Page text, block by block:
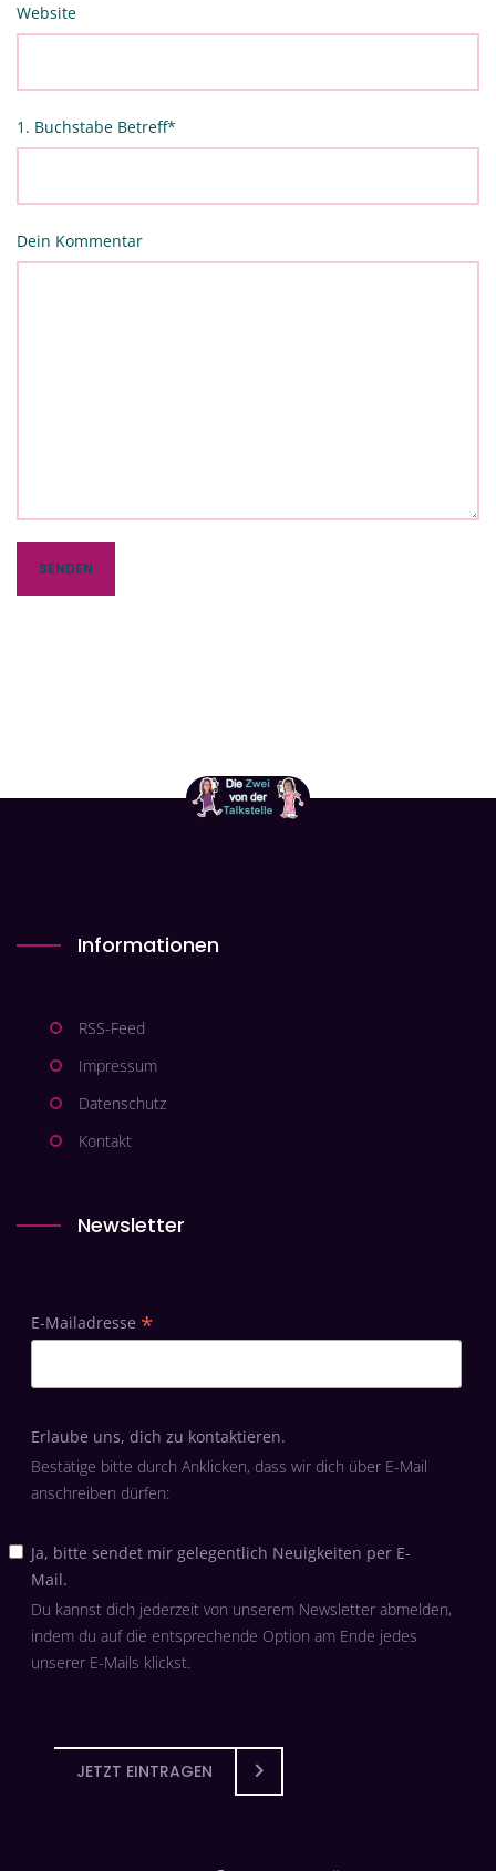
Website
1. Buchstabe Betreff*
Dein Kommentar
Informationen
RSS-Feed
Impressum
Datenschutz
Kontakt
Newsletter
E-Mailadresse *
Erlaube uns, dich zu kontaktieren.
Bestätige bitte durch Anklicken, dass wir dich über E-Mail
anschreiben dürfen:
Ja, bitte sendet mir gelegentlich Neuigkeiten per E-
Mail.
Du kannst dich jederzeit von unserem Newsletter abmelden,
indem du auf die entsprechende Option am Ende jedes
unserer E-Mails klickst.
JETZT EINTRAGEN